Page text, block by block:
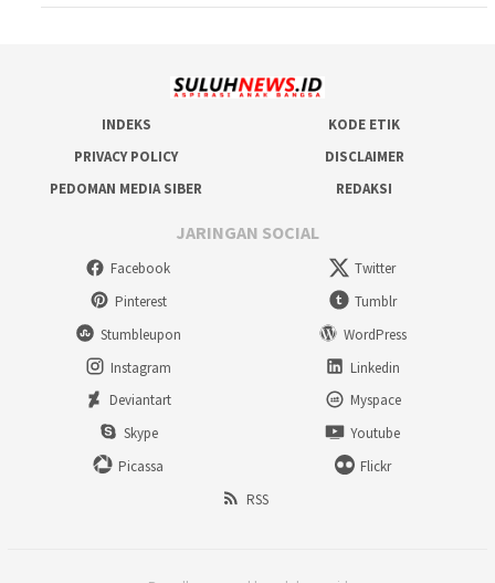
INDEKS
KODE ETIK
PRIVACY POLICY
DISCLAIMER
PEDOMAN MEDIA SIBER
REDAKSI
JARINGAN SOCIAL
Facebook
Twitter
Pinterest
Tumblr
Stumbleupon
WordPress
Instagram
Linkedin
Deviantart
Myspace
Skype
Youtube
Picassa
Flickr
RSS